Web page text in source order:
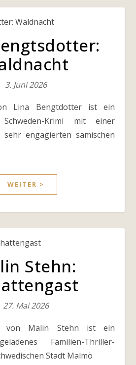
3. Juni 2026
Schweden-Krimi mit einer
engagierten samischen
WEITER >
Stehn:
27. Mai 2026
Familien-Thriller-
Stadt Malmö